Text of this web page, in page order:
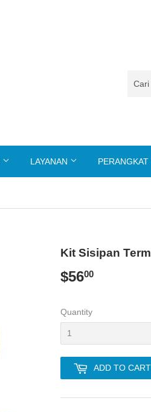
LAYANAN
Kit Sisipan
$5600
Quantity
ADD TO CART